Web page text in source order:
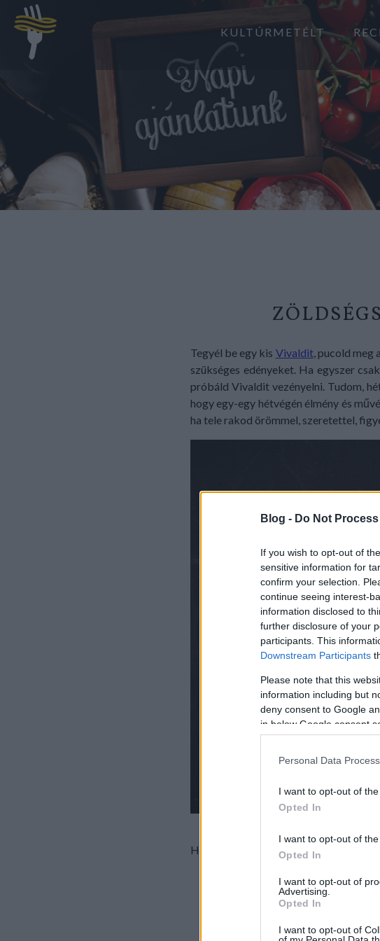
Blog - Do Not
If you wish to opt-out of
sensitive information for
confirm your selection.
continue seeing interest-
information disclosed to
further disclosure of your
participants. This
Downstream Participants
Please note that this
information including but
deny consent to Google
in below Google consent
Personal Data
I want to opt-out of
Opted In
I want to opt-out of
Opted In
I want to opt-out of
Advertising.
Opted In
I want to opt-out of
KULTÚRMETÉLT
Tegyél be egy kis Vivaldit, pucold meg
szükséges edényeket. Ha egyszer
próbáld Vivaldit vezényelni. Tudom,
hogy egy-egy hétvégén élmény és
ha tele rakod örömmel, szeretettel,
Hozzávalók:
150-200 g Gyermelyi Vita Pasta
2 ek Gyermelyi búzafinomliszt
400 g csirkemell